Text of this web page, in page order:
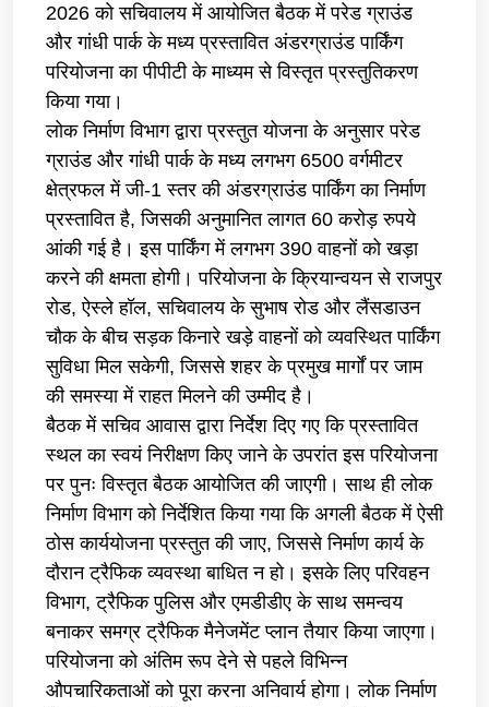
2026 को सचिवालय में आयोजित बैठक में परेड ग्राउंड
और गांधी पार्क के मध्य प्रस्तावित अंडरग्राउंड पार्किंग
परियोजना का पीपीटी के माध्यम से विस्तृत प्रस्तुतिकरण
किया गया।
लोक निर्माण विभाग द्वारा प्रस्तुत योजना के अनुसार परेड
ग्राउंड और गांधी पार्क के मध्य लगभग 6500 वर्गमीटर
क्षेत्रफल में जी-1 स्तर की अंडरग्राउंड पार्किंग का निर्माण
प्रस्तावित है, जिसकी अनुमानित लागत 60 करोड़ रुपये
आंकी गई है। इस पार्किंग में लगभग 390 वाहनों को खड़ा
करने की क्षमता होगी। परियोजना के क्रियान्वयन से राजपुर
रोड, ऐस्ले हॉल, सचिवालय के सुभाष रोड और लैंसडाउन
चौक के बीच सड़क किनारे खड़े वाहनों को व्यवस्थित पार्किंग
सुविधा मिल सकेगी, जिससे शहर के प्रमुख मार्गों पर जाम
की समस्या में राहत मिलने की उम्मीद है।
बैठक में सचिव आवास द्वारा निर्देश दिए गए कि प्रस्तावित
स्थल का स्वयं निरीक्षण किए जाने के उपरांत इस परियोजना
पर पुनः विस्तृत बैठक आयोजित की जाएगी। साथ ही लोक
निर्माण विभाग को निर्देशित किया गया कि अगली बैठक में ऐसी
ठोस कार्ययोजना प्रस्तुत की जाए, जिससे निर्माण कार्य के
दौरान ट्रैफिक व्यवस्था बाधित न हो। इसके लिए परिवहन
विभाग, ट्रैफिक पुलिस और एमडीडीए के साथ समन्वय
बनाकर समग्र ट्रैफिक मैनेजमेंट प्लान तैयार किया जाएगा।
परियोजना को अंतिम रूप देने से पहले विभिन्न
औपचारिकताओं को पूरा करना अनिवार्य होगा। लोक निर्माण